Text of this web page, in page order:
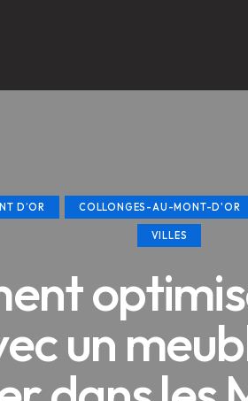
D’OR COLLONGES-AU-MONT-D'OR
VILLES
un